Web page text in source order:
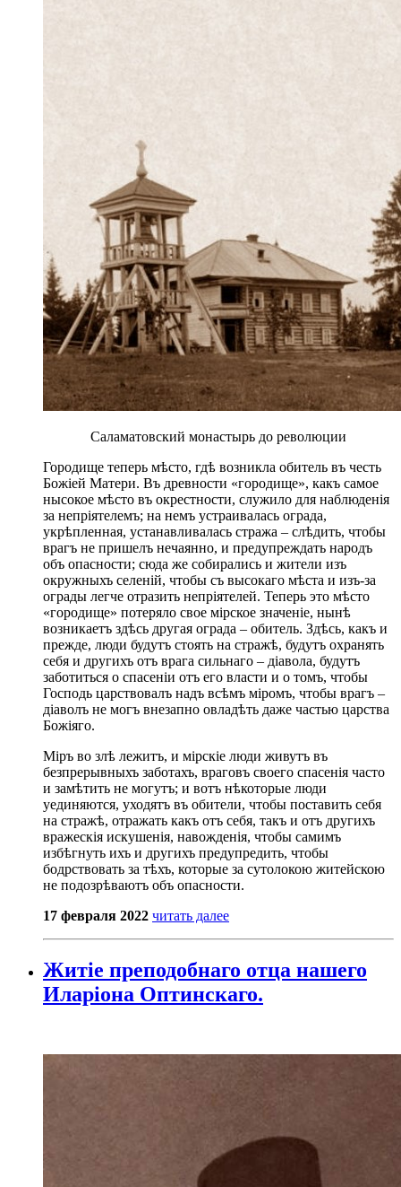
Саламатовский монастырь до революции
Городище теперь мѣсто, гдѣ возникла обитель въ честь
Божіей Матери. Въ древности «городище», какъ самое
нысокое мѣсто въ окрестности, служило для наблюденія
за непріятелемъ; на немъ устраивалась ограда,
укрѣпленная, устанавливалась стража – слѣдить, чтобы
врагъ не пришелъ нечаянно, и предупреждать народъ
объ опасности; сюда же собирались и жители изъ
окружныхъ селеній, чтобы съ высокаго мѣста и изъ-за
ограды легче отразить непріятелей. Теперь это мѣсто
«городище» потеряло свое мірское значеніе, нынѣ
возникаетъ здѣсь другая ограда – обитель. Здѣсь, какъ и
прежде, люди будутъ стоять на стражѣ, будутъ охранять
себя и другихъ отъ врага сильнаго – діавола, будутъ
заботиться о спасеніи отъ его власти и о томъ, чтобы
Господь царствовалъ надъ всѣмъ міромъ, чтобы врагъ –
діаволъ не могъ внезапно овладѣть даже частью царства
Божіяго.
Міръ во злѣ лежитъ, и мірскіе люди живутъ въ
безпрерывныхъ заботахъ, враговъ своего спасенія часто
и замѣтить не могутъ; и вотъ нѣкоторые люди
уединяются, уходятъ въ обители, чтобы поставить себя
на стражѣ, отражать какъ отъ себя, такъ и отъ другихъ
вражескія искушенія, навожденія, чтобы самимъ
избѣгнуть ихъ и другихъ предупредить, чтобы
бодрствовать за тѣхъ, которые за сутолокою житейскою
не подозрѣваютъ объ опасности.
17 февраля 2022 читать далее
Житіе преподобнаго отца нашего
Иларіона Оптинскаго.